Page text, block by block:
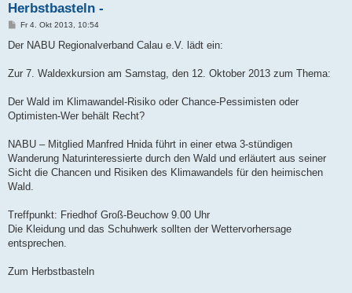
Herbstbasteln -
B
i
a
Fr 4. Okt 2013, 10:54
Der NABU Regionalverband Calau e.V. lädt ein:
Zur 7. Waldexkursion am Samstag, den 12. Oktober 2013 zum Thema:
Der Wald im Klimawandel-Risiko oder Chance-Pessimisten oder
Optimisten-Wer behält Recht?
NABU – Mitglied Manfred Hnida führt in einer etwa 3-stündigen
Wanderung Naturinteressierte durch den Wald und erläutert aus seiner
Sicht die Chancen und Risiken des Klimawandels für den heimischen
Wald.
Treffpunkt: Friedhof Groß-Beuchow 9.00 Uhr
Die Kleidung und das Schuhwerk sollten der Wettervorhersage
entsprechen.
Zum Herbstbasteln